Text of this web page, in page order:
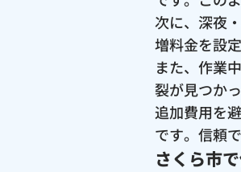
次に、深夜
増料金を設
また、作業
裂が見つか
追加費用を
です。信頼
さくら市